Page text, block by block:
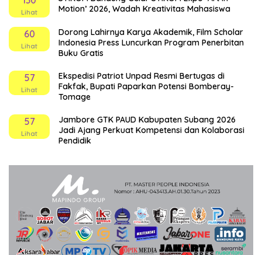
Lihat
Motion’ 2026, Wadah Kreativitas Mahasiswa
60
Lihat
Dorong Lahirnya Karya Akademik, Film Scholar
Indonesia Press Luncurkan Program Penerbitan
Buku Gratis
57
Lihat
Ekspedisi Patriot Unpad Resmi Bertugas di
Fakfak, Bupati Paparkan Potensi Bomberay-
Tomage
57
Lihat
Jambore GTK PAUD Kabupaten Subang 2026
Jadi Ajang Perkuat Kompetensi dan Kolaborasi
Pendidik